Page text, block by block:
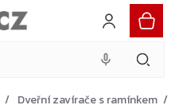
Dveřní zavírače s ramínkem
Do košíku